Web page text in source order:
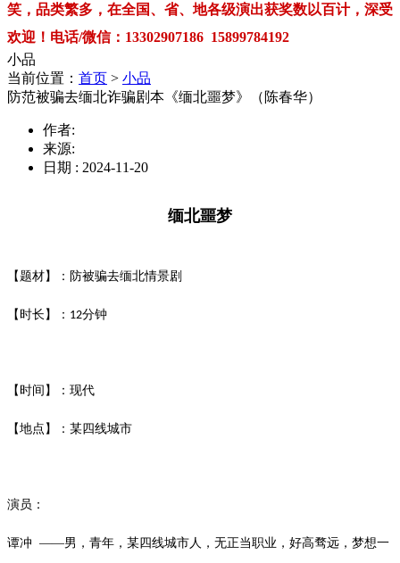
笑，品类繁多，在全国、省、地各级演出获奖数以百计，深受
欢迎！电话/微信：13302907186 15899784192
小品
当前位置： 首页 > 小品
防范被骗去缅北诈骗剧本《缅北噩梦》（陈春华）
作者:
来源:
日期 : 2024-11-20
缅北噩梦
【题材】：防被骗去缅北情景剧
【时长】： 12分钟
【时间】：现代
【地点】：某四线城市
演员：
谭冲 ——男，青年，某四线城市人，无正当职业，好高骛远，梦想一